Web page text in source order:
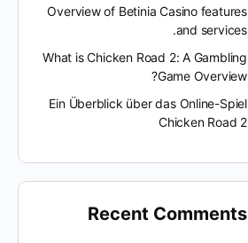
Overview of Betinia Casino features
and services.
What is Chicken Road 2: A Gambling
Game Overview?
Ein Überblick über das Online-Spiel
Chicken Road 2
Recent Comments